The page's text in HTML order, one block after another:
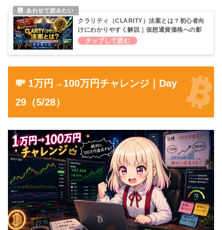
クラリティ（CLARITY）法案とは？初心者向
けにわかりやすく解説｜仮想通貨価格への影
響と今後の見通し【2026年7月最新】
💸 1万円→100万円チャレンジ｜Day
29（5/28）